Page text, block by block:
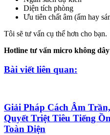
Diện tích phòng
Ưu tiên chất âm (ấm hay
Tôi sẽ tư vấn cụ thể hơn cho bạn.
Hotline tư vấn micro không
Bài viết liên quan:
Giải Pháp Cách Âm
Quyết Triệt Tiêu Tiếng
Toàn Diện